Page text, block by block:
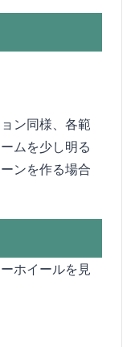
ン同様、各範
ムを少し明る
ンを作る場合
ホイールを見